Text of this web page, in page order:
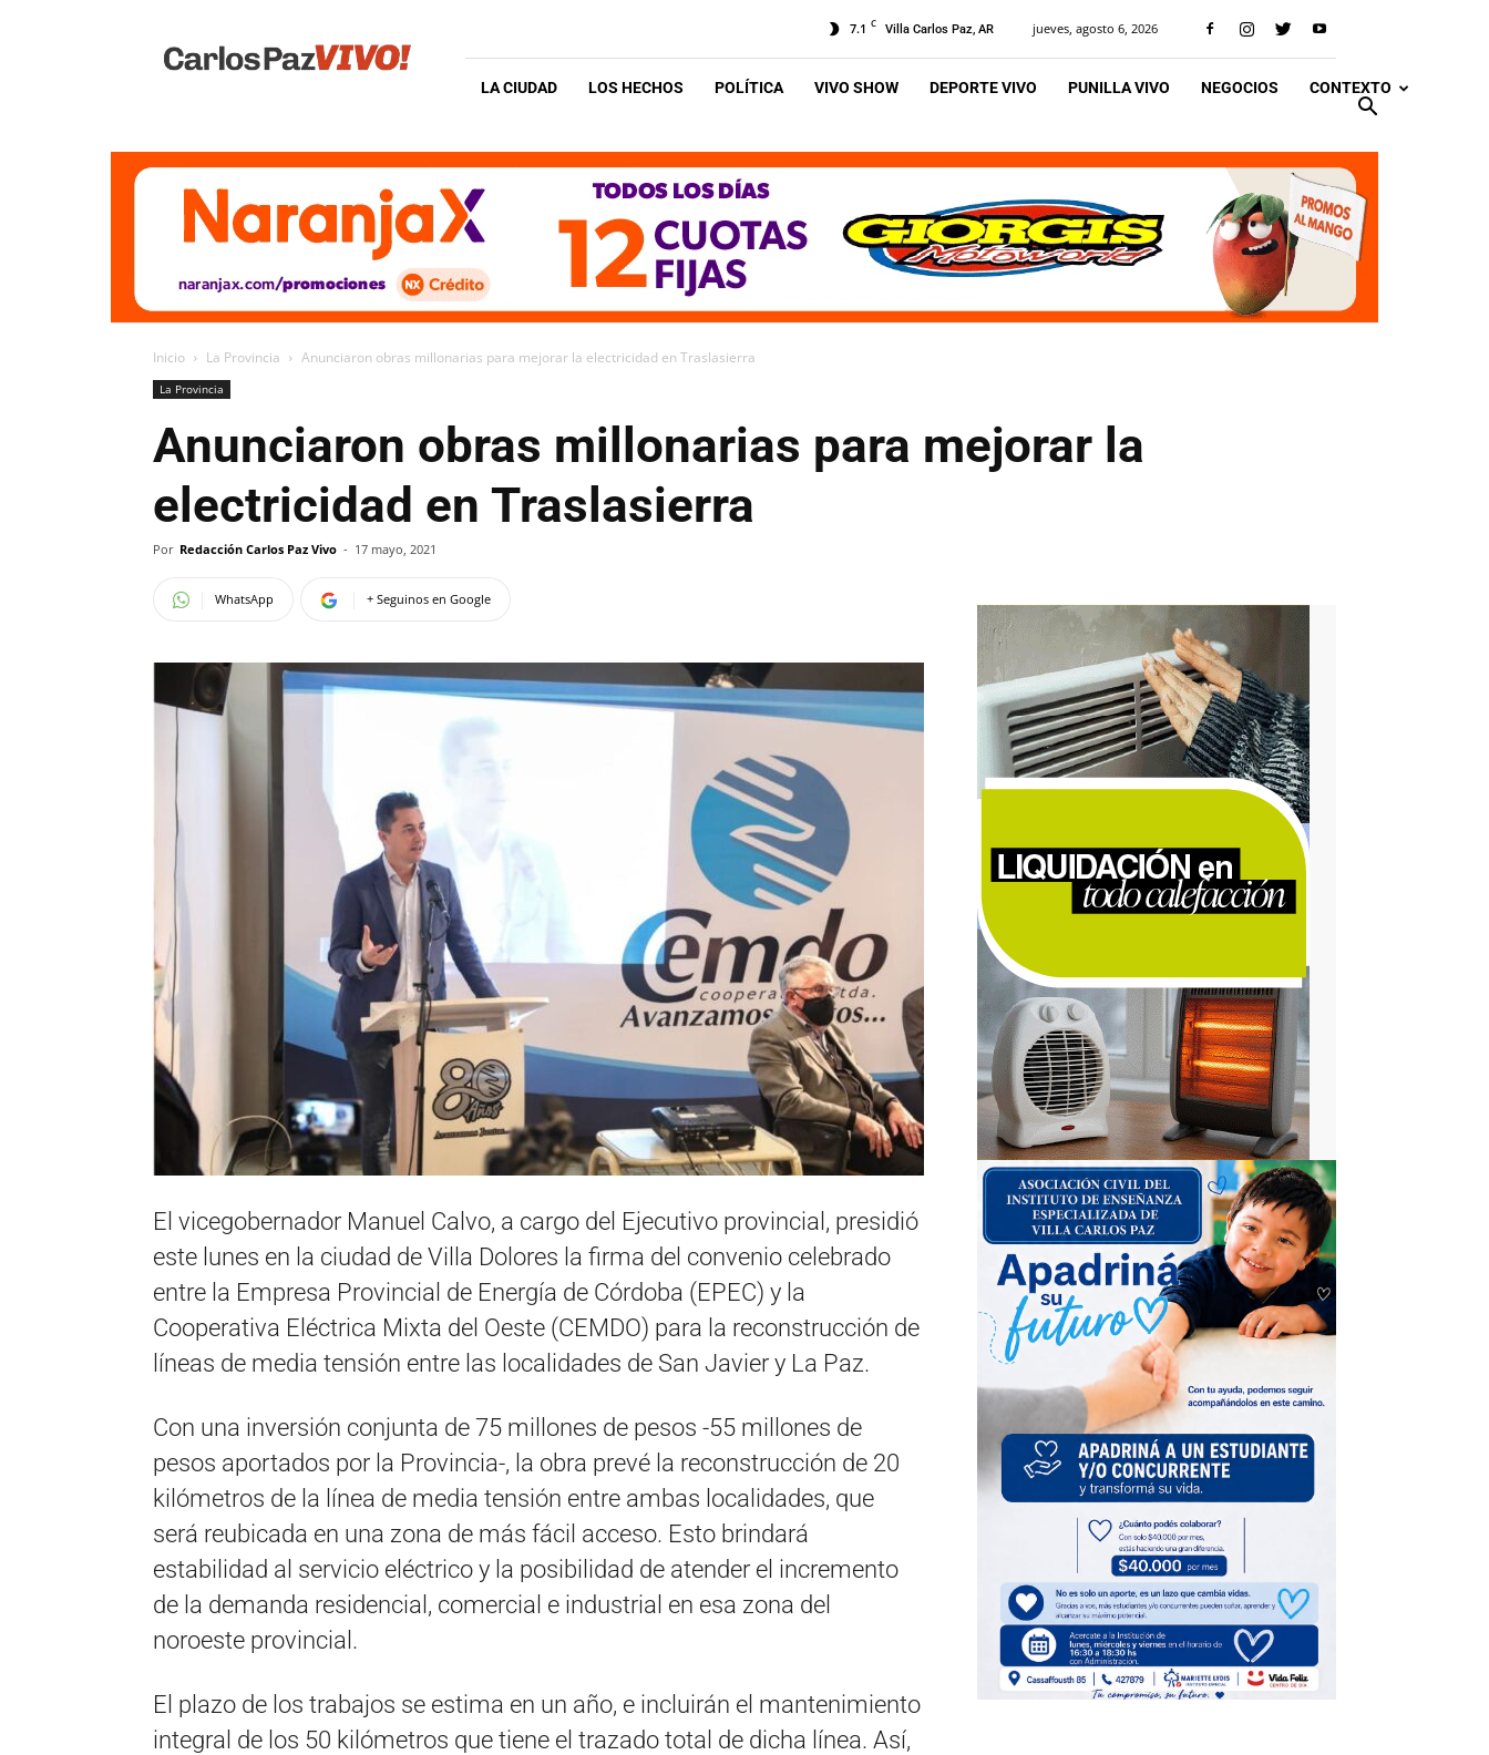
Vivo
7.1 C Villa Carlos Paz, AR jueves, agosto 6, 2026
LA CIUDAD LOS HECHOS POLÍTICA VIVO SHOW DEPORTE VIVO PUNILLA VIVO NEGOCIOS CONTEXTO
Inicio La Provincia Anunciaron obras millonarias para mejorar la electricidad en Traslasierra
La Provincia
Anunciaron obras millonarias para mejorar la
electricidad en Traslasierra
Por Redacción Carlos Paz Vivo - 17 mayo, 2021
WhatsApp + Seguinos en Google
El vicegobernador Manuel Calvo, a cargo del Ejecutivo provincial, presidió
este lunes en la ciudad de Villa Dolores la firma del convenio celebrado
entre la Empresa Provincial de Energía de Córdoba (EPEC) y la
Cooperativa Eléctrica Mixta del Oeste (CEMDO) para la reconstrucción de
líneas de media tensión entre las localidades de San Javier y La Paz.
Con una inversión conjunta de 75 millones de pesos -55 millones de
pesos aportados por la Provincia-, la obra prevé la reconstrucción de 20
kilómetros de la línea de media tensión entre ambas localidades, que
será reubicada en una zona de más fácil acceso. Esto brindará
estabilidad al servicio eléctrico y la posibilidad de atender el incremento
de la demanda residencial, comercial e industrial en esa zona del
noroeste provincial.
El plazo de los trabajos se estima en un año, e incluirán el mantenimiento
integral de los 50 kilómetros que tiene el trazado total de dicha línea. Así,